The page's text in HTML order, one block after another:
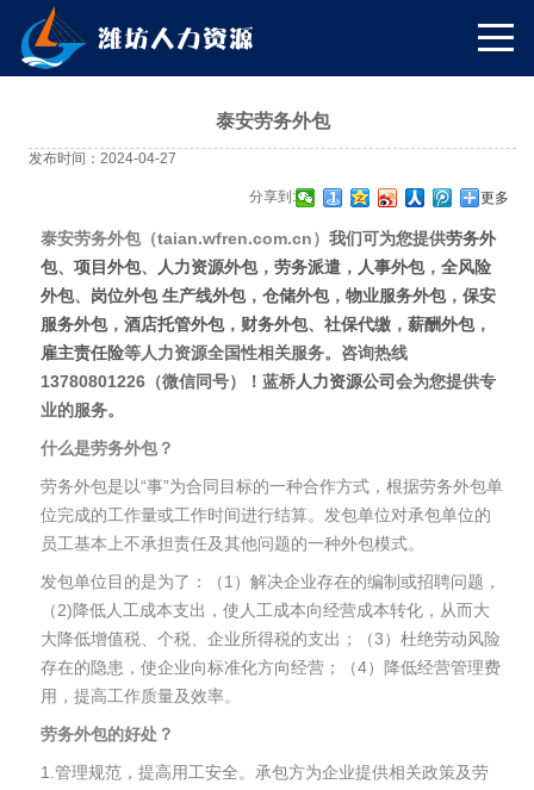
泰安劳务外包
发布时间：2024-04-27
分享到: 更多
泰安劳务外包（taian.wfren.com.cn） 我们可为您提供劳务外
包、 项目外包、 人力资源外包， 劳务派遣 ， 人事外包， 全风险
外包、 岗位外包生产线外包， 仓储外包， 物业服务外包， 保安
服务外包， 酒店托管外包， 财务外包、 社保代缴 ， 薪酬外包，
雇主责任险等人力资源全国性相关服务。 咨询热线
13780801226（微信同号）
！蓝桥人力资源公司会为您提供专
业的服务。
什么是劳务外包？
劳务外包是以“事”为合同目标的一种合作方式，根据劳务外包单
位完成的工作量或工作时间进行结算。发包单位对承包单位的
员工基本上不承担责任及其他问题的一种外包模式。
发包单位目的是为了：（1）解决企业存在的编制或招聘问题，
（2)降低人工成本支出，使人工成本向经营成本转化，从而大
大降低增值税、个税、企业所得税的支出；（3）杜绝劳动风险
存在的隐患，使企业向标准化方向经营；（4）降低经营管理费
用，提高工作质量及效率。
劳务外包的好处？
1.管理规范，提高用工安全。承包方为企业提供相关政策及劳